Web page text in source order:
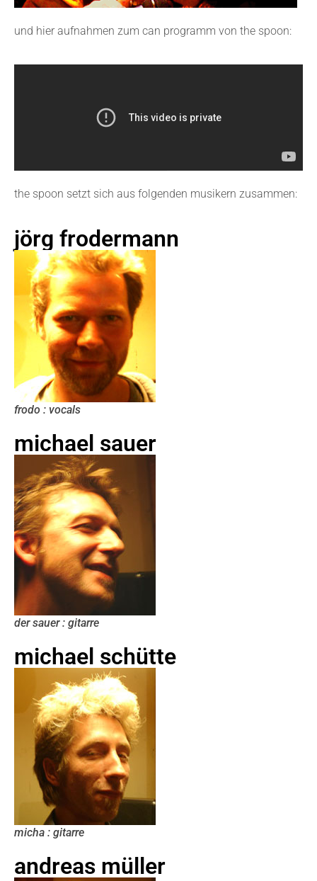
und hier aufnahmen zum can programm von the spoon:
the spoon setzt sich aus folgenden musikern zusammen:
jörg frodermann
frodo : vocals
michael sauer
der sauer : gitarre
michael schütte
micha : gitarre
andreas müller